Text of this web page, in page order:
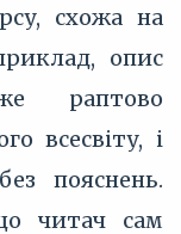
схожа на
опис
раптово
всесвіту, і
пояснень.
читач сам